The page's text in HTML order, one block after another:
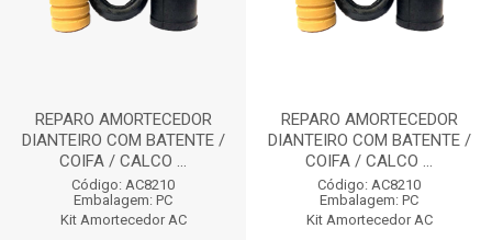
REPARO AMORTECEDOR
DIANTEIRO COM BATENTE /
COIFA / CALCO ...
Código: AC8210
Embalagem: PC
Kit Amortecedor AC
REPARO AMORTECEDOR
DIANTEIRO COM BATENTE /
COIFA / CALCO ...
Código: AC8210
Embalagem: PC
Kit Amortecedor AC